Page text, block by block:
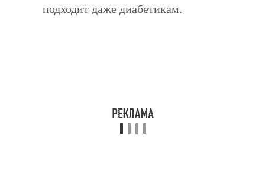
подходит даже диабетикам.